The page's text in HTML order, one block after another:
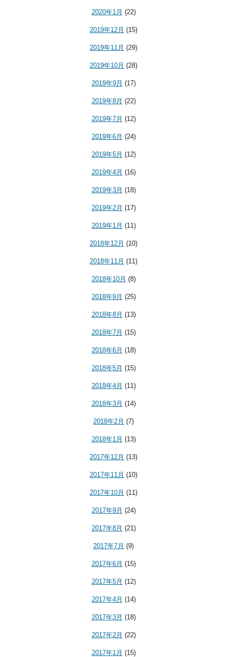
2020年1月 (22)
2019年12月 (15)
2019年11月 (29)
2019年10月 (28)
2019年9月 (17)
2019年8月 (22)
2019年7月 (12)
2019年6月 (24)
2019年5月 (12)
2019年4月 (16)
2019年3月 (18)
2019年2月 (17)
2019年1月 (11)
2018年12月 (10)
2018年11月 (11)
2018年10月 (8)
2018年9月 (25)
2018年8月 (13)
2018年7月 (15)
2018年6月 (18)
2018年5月 (15)
2018年4月 (11)
2018年3月 (14)
2018年2月 (7)
2018年1月 (13)
2017年12月 (13)
2017年11月 (10)
2017年10月 (11)
2017年9月 (24)
2017年8月 (21)
2017年7月 (9)
2017年6月 (15)
2017年5月 (12)
2017年4月 (14)
2017年3月 (18)
2017年2月 (22)
2017年1月 (15)